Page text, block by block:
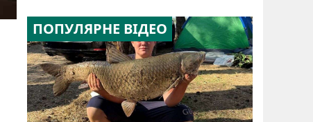
ПОПУЛЯРНЕ ВІДЕО